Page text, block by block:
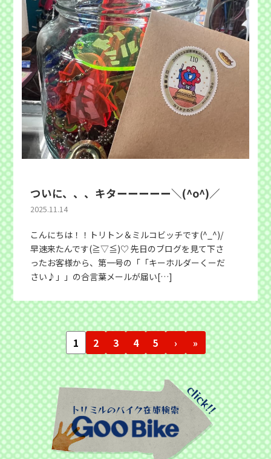
ついに、、、キターーーーー＼(^o^)／
2025.11.14
こんにちは！！トリトン＆ミルコビッチです(^_^)/
早速来たんです(≧▽≦)♡ 先日のブログを見て下さ
ったお客様から、第一号の「「キーホルダーくーだ
さい♪」」の合言葉メールが届い[…]
1 2 3 4 5 › »